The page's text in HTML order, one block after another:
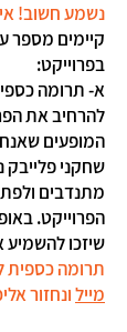
נשמע חשוב!
קיימים מספר
בפרוייקט:
א- תרומה
להרחיב את
המופעים
שחקני
מתנדבים
הפרוייקט.
שיזכו
תרומה כספית
מיילונחזור